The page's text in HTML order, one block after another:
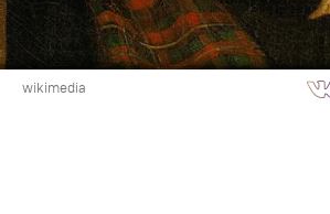
wikimedia